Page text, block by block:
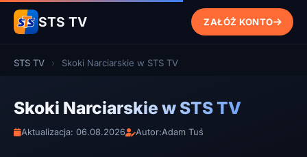
STS TV ZAŁÓŻ KONTO
STS TV › Skoki Narciarskie w STS TV
Skoki Narciarskie w STS TV
Aktualizacja: 06.08.2026 Autor:Adam Tuś